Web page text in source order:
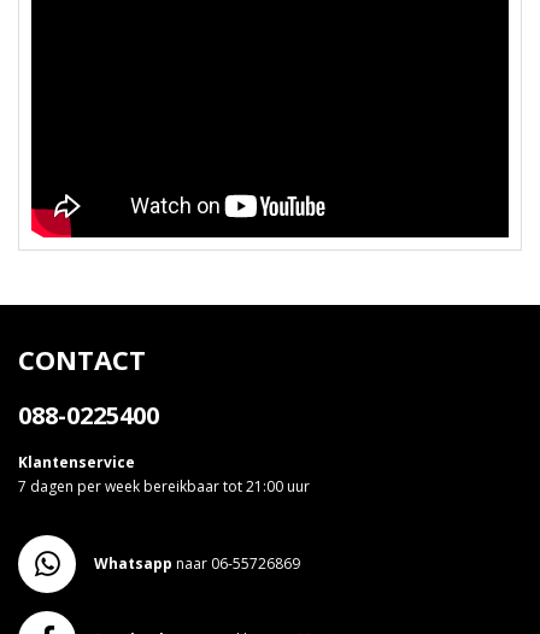
CONTACT
088-0225400
Klantenservice
7 dagen per week bereikbaar tot 21:00 uur
Whatsapp naar 06-55726869